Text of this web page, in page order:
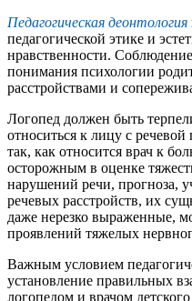
Педагогическая деонтология
педагогической этике и
нравственности. Соблюдение
понимания психологии
расстройствами и
Логопед должен быть
относиться к лицу с
так, как относится врач к
осторожным в оценке
нарушений речи, прогноза,
речевых расстройств, их
даже нерезко выраженные,
проявлений тяжелых
Важным условием
установление правильных
логопедом и врачом